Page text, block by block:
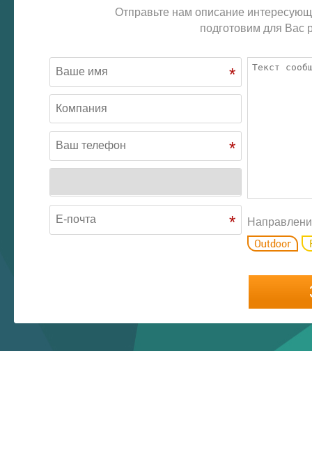
Отправьте нам описание
подготовим для Вас
*
*
*